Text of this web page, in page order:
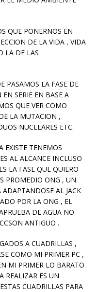
QUE PONERNOS EN
DE LA VIDA , VIDA
LA DE LAS
PASAMOS LA FASE DE
SERIE EN BASE A
QUE VER COMO
LA MUTACION ,
NUCLEARES ETC.
EXISTE TENEMOS
AL ALCANCE INCLUSO
LA FASE QUE QUIERO
PROMEDIO ONG , UN
AL JACK
POR LA ONG , EL
DE AGUA NO
ANTIGUO .
A CUADRILLAS ,
COMO MI PRIMER PC ,
MI PRIMER LO BARATO
REALIZAR ES UN
CUADRILLAS PARA